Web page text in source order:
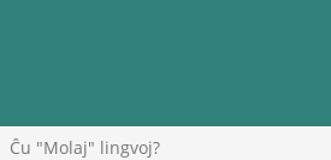
Ĉu "Molaj" lingvoj?